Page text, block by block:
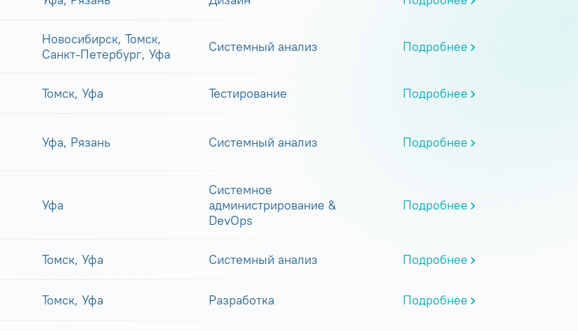
Новосибирск, Томск,
Санкт-Петербург, Уфа
Системный анализ Подробнее
Томск, Уфа Тестирование Подробнее
Уфа, Рязань Системный анализ Подробнее
Уфа
Системное
администрирование &
DevOps
Подробнее
Томск, Уфа Системный анализ Подробнее
Томск, Уфа Разработка Подробнее